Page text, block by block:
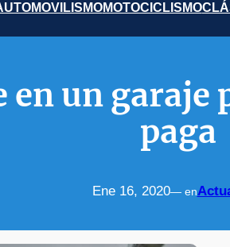
MOTOCICLISMO
en un
paga
Ene 16, 2020— en